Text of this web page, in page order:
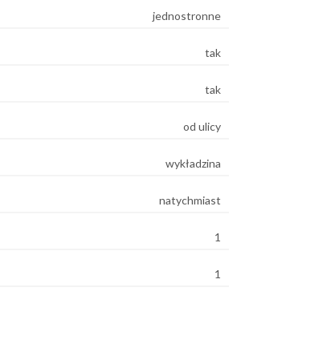
jednostronne
tak
tak
od ulicy
wykładzina
natychmiast
1
1